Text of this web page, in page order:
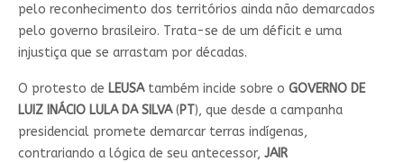
pelo reconhecimento dos territórios ainda não demarcados
pelo governo brasileiro. Trata-se de um déficit e uma
injustiça que se arrastam por décadas.
O protesto de LEUSAtambém incide sobre o GOVERNO DE
LUIZ INÁCIO LULA DA SILVA(PT), que desde a campanha
presidencial promete demarcar terras indígenas,
contrariando a lógica de seu antecessor, JAIR